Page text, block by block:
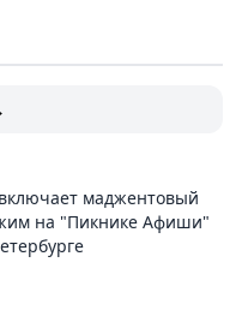
маджентовый
на "Пикнике Афиши"